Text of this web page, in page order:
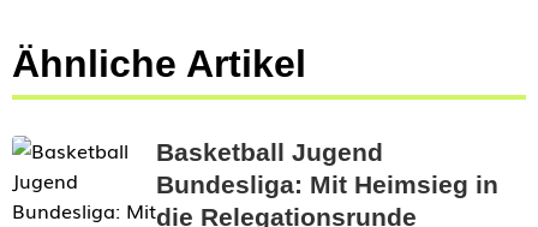
Ähnliche Artikel
Basketball Jugend
Bundesliga: Mit Heimsieg in
die Relegationsrunde